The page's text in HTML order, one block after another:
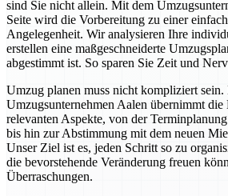
sind Sie nicht allein. Mit dem
Seite wird die Vorbereitung zu einer
Angelegenheit. Wir analysieren Ihre
erstellen eine maßgeschneiderte
abgestimmt ist. So sparen Sie Zeit und
Umzug planen muss nicht kompliziert sein.
Umzugsunternehmen Aalen übernimmt
relevanten Aspekte, von der
bis hin zur Abstimmung mit dem neuen
Unser Ziel ist es, jeden Schritt so zu
die bevorstehende Veränderung freuen
Überraschungen.